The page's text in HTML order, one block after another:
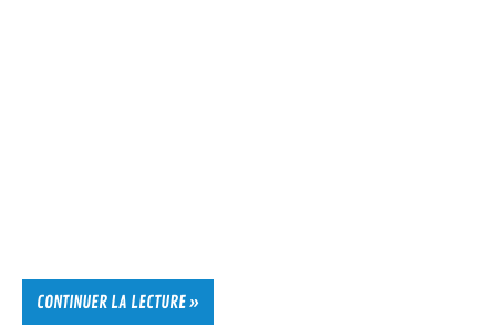
CONTINUER LA LECTURE »